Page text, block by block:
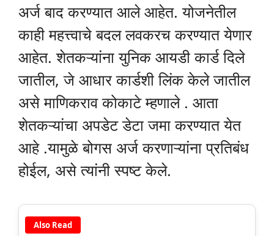
अर्ज बाद करण्यात आले आहेत. योजनेतील
काही महत्त्वाचे बदल लवकरच करण्यात येणार
आहेत. शेतकऱ्यांना युनिक आयडी कार्ड दिले
जातील, जे आधार कार्डशी लिंक केले जातील
असे माणिकराव कोकाटे म्हणाले . आता
शेतकऱ्यांचा अपडेट डेटा जमा करण्यात येत
आहे .यामुळे बोगस अर्ज करणाऱ्यांना प्रतिबंध
होईल, असे त्यांनी स्पष्ट केले.
Also Read